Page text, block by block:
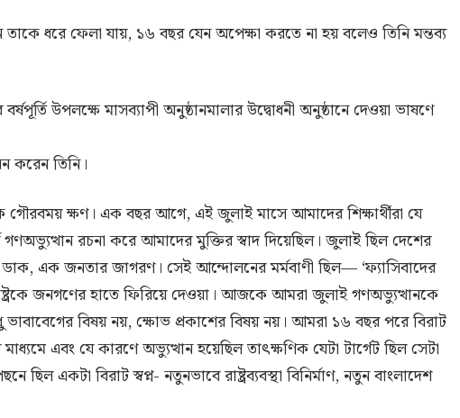
তাকে ধরে ফেলা যায়, ১৬ বছর যেন অপেক্ষা করতে না হয় বলেও তিনি মন্তব্য
উপলক্ষে মাসব্যাপী অনুষ্ঠানমালার উদ্বোধনী অনুষ্ঠানে দেওয়া ভাষণে
করেন তিনি।
গৌরবময় ক্ষণ। এক বছর আগে, এই জুলাই মাসে আমাদের শিক্ষার্থীরা যে
রচনা করে আমাদের মুক্তির স্বাদ দিয়েছিল। জুলাই ছিল দেশের
এক জনতার জাগরণ। সেই আন্দোলনের মর্মবাণী ছিল— ‘ফ্যাসিবাদের
জনগণের হাতে ফিরিয়ে দেওয়া। আজকে আমরা জুলাই গণঅভ্যুত্থানকে
ভাবাবেগের বিষয় নয়, ক্ষোভ প্রকাশের বিষয় নয়। আমরা ১৬ বছর পরে বিরাট
এবং যে কারণে অভ্যুত্থান হয়েছিল তাৎক্ষণিক যেটা টার্গেট ছিল সেটা
একটা বিরাট স্বপ্ন- নতুনভাবে রাষ্ট্রব্যবস্থা বিনির্মাণ, নতুন বাংলাদেশ